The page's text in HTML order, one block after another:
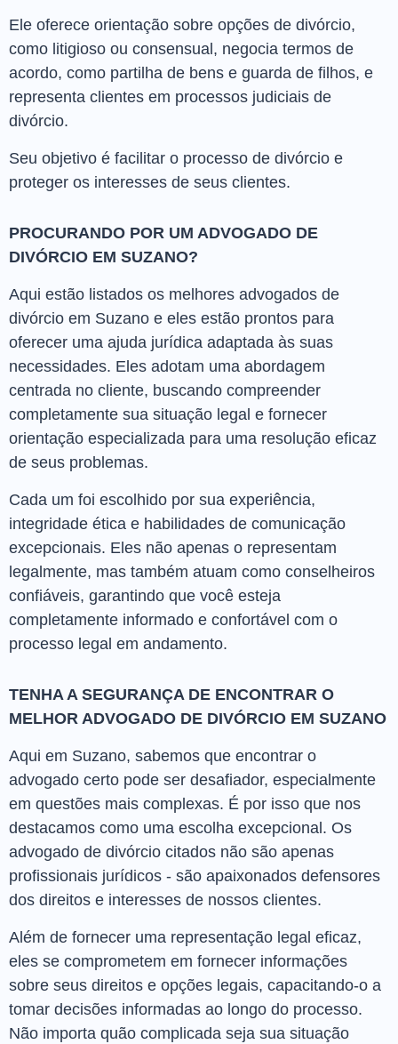
Ele oferece orientação sobre opções de divórcio,
como litigioso ou consensual, negocia termos de
acordo, como partilha de bens e guarda de filhos, e
representa clientes em processos judiciais de
divórcio.
Seu objetivo é facilitar o processo de divórcio e
proteger os interesses de seus clientes.
PROCURANDO POR UM ADVOGADO DE
DIVÓRCIO EM SUZANO?
Aqui estão listados os melhores advogados de
divórcio em Suzano e eles estão prontos para
oferecer uma ajuda jurídica adaptada às suas
necessidades. Eles adotam uma abordagem
centrada no cliente, buscando compreender
completamente sua situação legal e fornecer
orientação especializada para uma resolução eficaz
de seus problemas.
Cada um foi escolhido por sua experiência,
integridade ética e habilidades de comunicação
excepcionais. Eles não apenas o representam
legalmente, mas também atuam como conselheiros
confiáveis, garantindo que você esteja
completamente informado e confortável com o
processo legal em andamento.
TENHA A SEGURANÇA DE ENCONTRAR O
MELHOR ADVOGADO DE DIVÓRCIO EM SUZANO
Aqui em Suzano, sabemos que encontrar o
advogado certo pode ser desafiador, especialmente
em questões mais complexas. É por isso que nos
destacamos como uma escolha excepcional. Os
advogado de divórcio citados não são apenas
profissionais jurídicos - são apaixonados defensores
dos direitos e interesses de nossos clientes.
Além de fornecer uma representação legal eficaz,
eles se comprometem em fornecer informações
sobre seus direitos e opções legais, capacitando-o a
tomar decisões informadas ao longo do processo.
Não importa quão complicada seja sua situação